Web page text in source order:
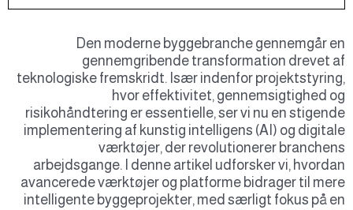
Den moderne byggebranche gennemgår en
gennemgribende transformation drevet af
teknologiske fremskridt. Især indenfor projektstyring,
hvor effektivitet, gennemsigtighed og
risikohåndtering er essentielle, ser vi nu en stigende
implementering af kunstig intelligens (AI) og digitale
værktøjer, der revolutionerer branchens
arbejdsgange. I denne artikel udforsker vi, hvordan
avancerede værktøjer og platforme bidrager til mere
intelligente byggeprojekter, med særligt fokus på en